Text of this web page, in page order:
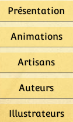
Présentation
Animations
Artisans
Auteurs
Illustrateurs